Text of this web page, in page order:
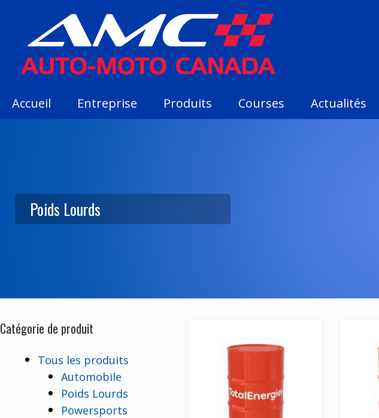
Accueil Entreprise Produits Courses Actualités
Poids Lourds
Catégorie de produit
Tous les produits
Automobile
Poids Lourds
Powersports